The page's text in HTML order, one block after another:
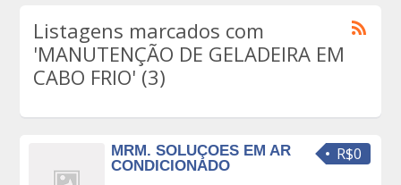
Listagens marcados com
'MANUTENÇÃO DE GELADEIRA EM
CABO FRIO' (3)
R$0
MRM. SOLUÇOES EM AR
CONDICIONADO